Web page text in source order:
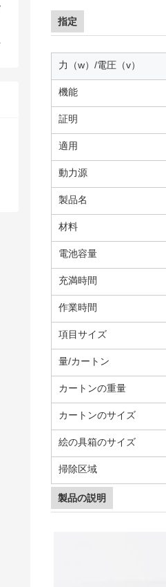
指定
力（w）/電圧（v）
機能
証明
適用
動力源
製品名
材料
電池容量
充満時間
作業時間
項目サイズ
量/カートン
カートンの重量
カートンのサイズ
絵の具箱のサイズ
掃除区域
製品の説明